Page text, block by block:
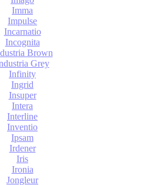
Imma
Impulse
Incarnatio
Incognita
Brown
Grey
Infinity
Ingrid
Insuper
Intera
Interline
Inventio
Ipsam
Irdener
Iris
Ironia
Jongleur